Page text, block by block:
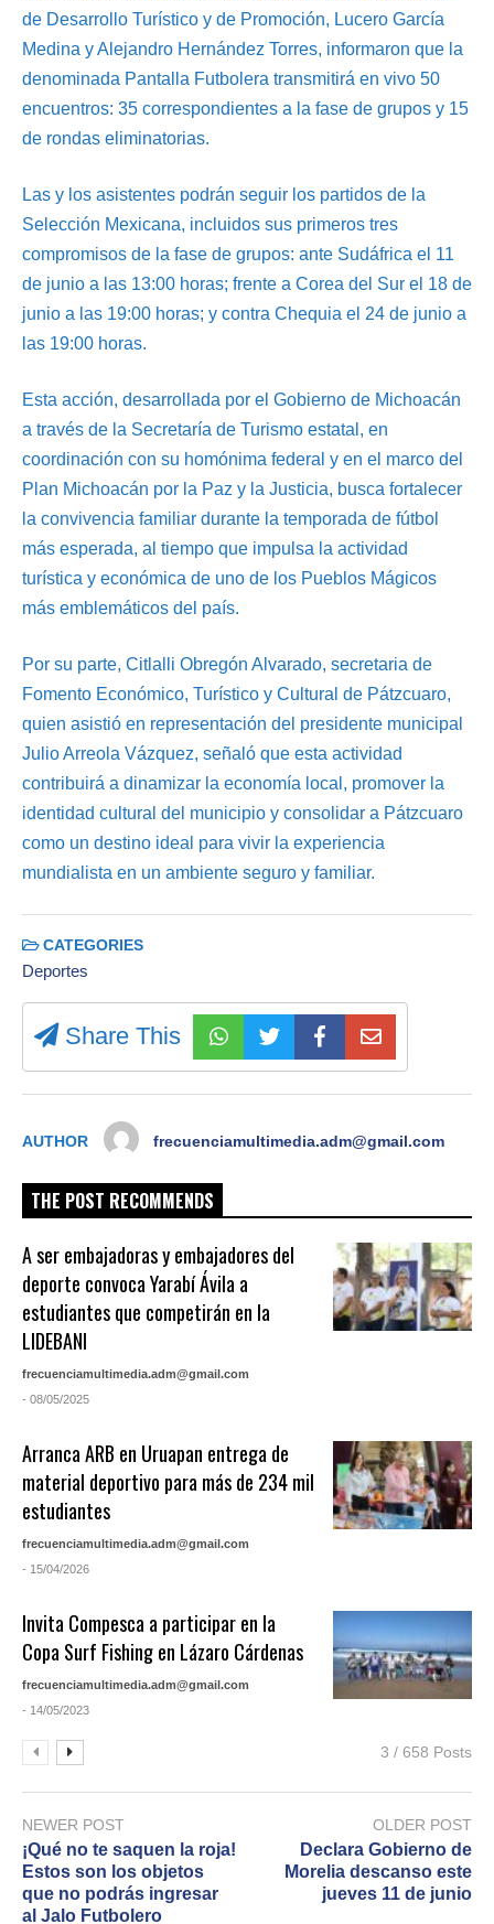
de Desarrollo Turístico y de Promoción, Lucero García
Medina y Alejandro Hernández Torres, informaron que la
denominada Pantalla Futbolera transmitirá en vivo 50
encuentros: 35 correspondientes a la fase de grupos y 15
de rondas eliminatorias.
Las y los asistentes podrán seguir los partidos de la
Selección Mexicana, incluidos sus primeros tres
compromisos de la fase de grupos: ante Sudáfrica el 11
de junio a las 13:00 horas; frente a Corea del Sur el 18 de
junio a las 19:00 horas; y contra Chequia el 24 de junio a
las 19:00 horas.
Esta acción, desarrollada por el Gobierno de Michoacán
a través de la Secretaría de Turismo estatal, en
coordinación con su homónima federal y en el marco del
Plan Michoacán por la Paz y la Justicia, busca fortalecer
la convivencia familiar durante la temporada de fútbol
más esperada, al tiempo que impulsa la actividad
turística y económica de uno de los Pueblos Mágicos
más emblemáticos del país.
Por su parte, Citlalli Obregón Alvarado, secretaria de
Fomento Económico, Turístico y Cultural de Pátzcuaro,
quien asistió en representación del presidente municipal
Julio Arreola Vázquez, señaló que esta actividad
contribuirá a dinamizar la economía local, promover la
identidad cultural del municipio y consolidar a Pátzcuaro
como un destino ideal para vivir la experiencia
mundialista en un ambiente seguro y familiar.
CATEGORIES
Deportes
Share This
AUTHOR frecuenciamultimedia.adm@gmail.com
THE POST RECOMMENDS
A ser embajadoras y embajadores del
deporte convoca Yarabí Ávila a
estudiantes que competirán en la
LIDEBANI
frecuenciamultimedia.adm@gmail.com
- 08/05/2025
Arranca ARB en Uruapan entrega de
material deportivo para más de 234 mil
estudiantes
frecuenciamultimedia.adm@gmail.com
- 15/04/2026
Invita Compesca a participar en la
Copa Surf Fishing en Lázaro Cárdenas
frecuenciamultimedia.adm@gmail.com
- 14/05/2023
3 / 658 Posts
NEWER POST
¡Qué no te saquen la roja!
Estos son los objetos
que no podrás ingresar
al Jalo Futbolero
OLDER POST
Declara Gobierno de
Morelia descanso este
jueves 11 de junio